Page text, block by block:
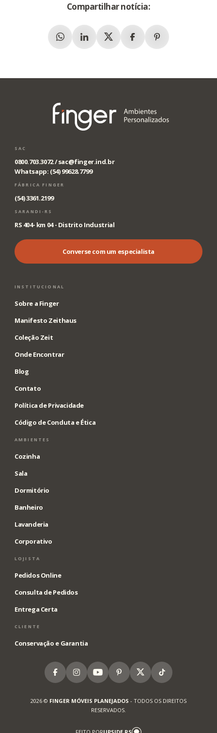
Compartilhar notícia:
WhatsappLinkedinX (Twitter)FacebookPinterest
SAC
0800.703.3072 /sac@finger.ind.br
Whatsapp: (54) 99628.7799
FÁBRICA FINGER
(54) 3361.2199
SARANDI-RS
RS 404- km 04 - Distrito Industrial
Converse com um especialista
INSTITUCIONAL
Sobre a Finger
Manifesto Zeithaus
Coleção Zeit
Onde Encontrar
Blog
Contato
Política de Privacidade
Código de Conduta e Ética
AMBIENTES
Cozinha
Sala
Dormitório
Banheiro
Lavanderia
Corporativo
LOJISTA
Pedidos Online
Consulta de Pedidos
Entrega Certa
CLIENTE
Conservação e Garantia
FacebookInstagramYoutubePinterest
X Tiktok
2026 © FINGER MÓVEIS PLANEJADOS - TODOS OS DIREITOS
RESERVADOS.